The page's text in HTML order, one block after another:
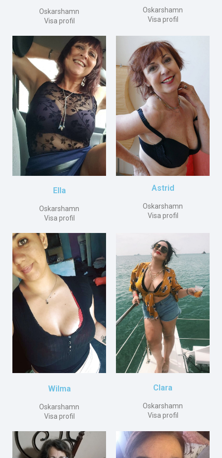
Oskarshamn
Visa profil
Oskarshamn
Visa profil
Ella
Oskarshamn
Visa profil
Astrid
Oskarshamn
Visa profil
Wilma
Oskarshamn
Visa profil
Clara
Oskarshamn
Visa profil